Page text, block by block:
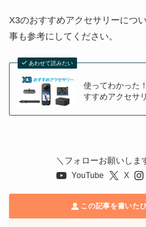
X3のおすすめアクセサリーにつ
事も参考にしてください。
あわせて読みたい
使ってわかった
すすめアクセサ
＼フォローお願いしま
YouTube X
この記事を書いた